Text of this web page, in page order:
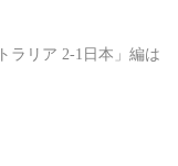
リア 2-1日本」編は